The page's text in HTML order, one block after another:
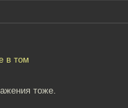
в том
тоже.